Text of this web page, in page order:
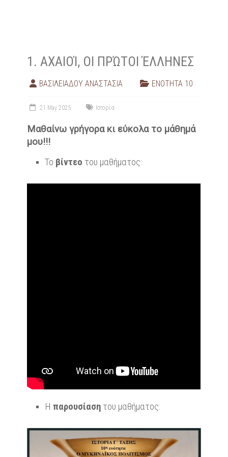
1. ΑΧΑΙΟΊ, ΟΙ ΠΡΏΤΟΙ ΈΛΛΗΝΕΣ
ΒΑΣΙΛΕΙΑΔΟΥ ΑΝΑΣΤΑΣΙΑ ΕΝΟΤΗΤΑ 10
21 May 2025 Ιστορία
Μαθαίνω γρήγορα κι εύκολα το μάθημά
μου!!!
Το βίντεο του μαθήματος:
Ηπαρουσίαση του μαθήματος: